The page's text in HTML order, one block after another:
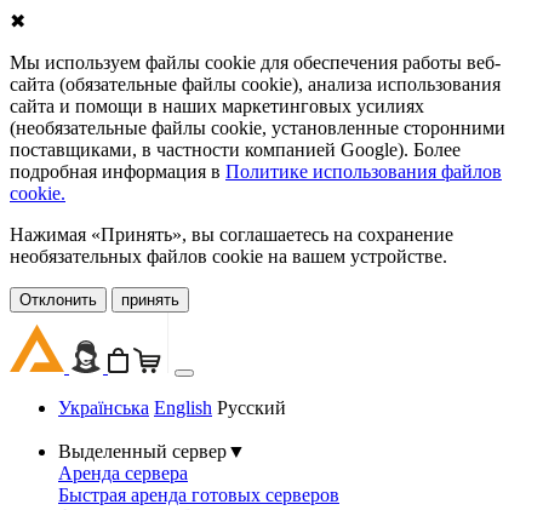
✖
Мы используем файлы cookie для обеспечения работы веб-
сайта (обязательные файлы cookie), анализа использования
сайта и помощи в наших маркетинговых усилиях
(необязательные файлы cookie, установленные сторонними
поставщиками, в частности компанией Google). Более
подробная информация в Политике использования файлов
cookie.
Нажимая «Принять», вы соглашаетесь на сохранение
необязательных файлов cookie на вашем устройстве.
Oтклонить принять
Українська English Русский
Выделенный сервер▼
Аренда сервера
Быстрая аренда готовых серверов